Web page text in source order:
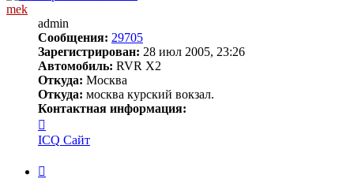
mek
admin
Сообщения: 29705
Зарегистрирован: 28 июл 2005, 23:26
Автомобиль: RVR X2
Откуда: Москва
Откуда: москва курский вокзал.
Контактная информация:
информация
пользователя
ICQ Сайт